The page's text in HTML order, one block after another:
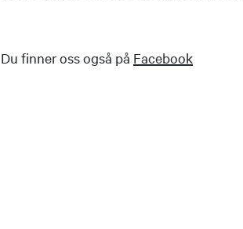
Du finner oss også på Facebook